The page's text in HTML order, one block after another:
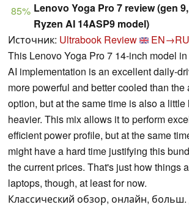
85% Lenovo Yoga Pro 7 review (gen
Ryzen AI 14ASP9 model)
Источник: Ultrabook Review
EN→RU
This Lenovo Yoga Pro 7 14-inch model
AI implementation is an excellent daily-
more powerful and better cooled than the
option, but at the same time is also a little
heavier. This mix allows it to perform
efficient power profile, but at the same
might have a hard time justifying this
the current prices. That's just how things
laptops, though, at least for now.
Классический обзор, онлайн,